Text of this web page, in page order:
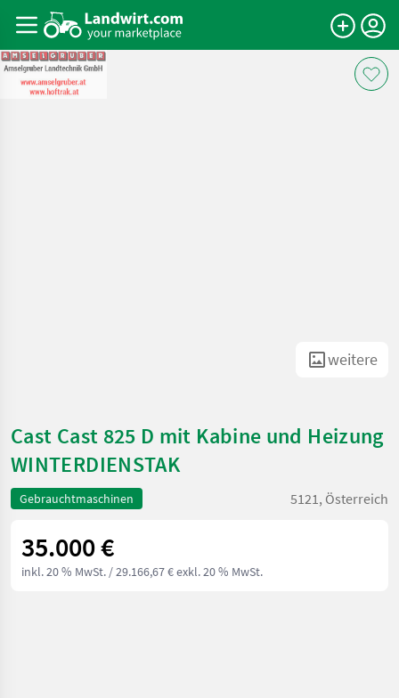
weitere
Cast Cast 825 D mit Kabine und Heizung
WINTERDIENSTAK
Gebrauchtmaschinen 5121, Österreich
35.000 €
inkl. 20 % MwSt. / 29.166,67 € exkl. 20 % MwSt.